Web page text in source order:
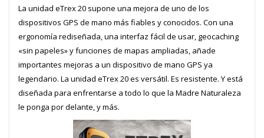
La unidad eTrex 20 supone una mejora de uno de los
dispositivos GPS de mano más fiables y conocidos. Con una
ergonomía rediseñada, una interfaz fácil de usar, geocaching
«sin papeles» y funciones de mapas ampliadas, añade
importantes mejoras a un dispositivo de mano GPS ya
legendario. La unidad eTrex 20 es versátil. Es resistente. Y está
diseñada para enfrentarse a todo lo que la Madre Naturaleza
le ponga por delante, y más.